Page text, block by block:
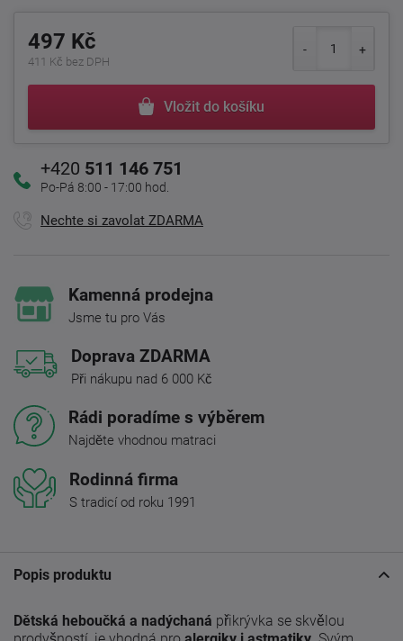
497 Kč
411 Kč bez DPH
Vložit do košíku
+420 511 146 751
Po-Pá 8:00 - 17:00 hod.
Nechte si zavolat ZDARMA
Kamenná prodejna
Jsme tu pro Vás
Doprava ZDARMA
Při nákupu nad 6 000 Kč
Rádi poradíme s výběrem
Najděte vhodnou matraci
Rodinná firma
S tradicí od roku 1991
Popis produktu
Dětská heboučká a nadýchaná přikrývka se skvělou